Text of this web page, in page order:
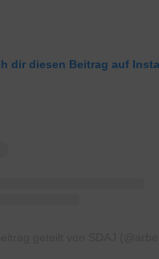
dir diesen Beitrag auf